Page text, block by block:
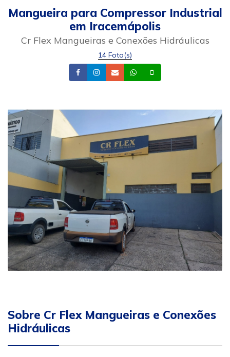
Mangueira para Compressor Industrial
em Iracemápolis
Cr Flex Mangueiras e Conexões Hidráulicas
14 Foto(s)
FacebookInstagram
Email Whatsapp
Sobre Cr Flex Mangueiras e Conexões
Hidráulicas